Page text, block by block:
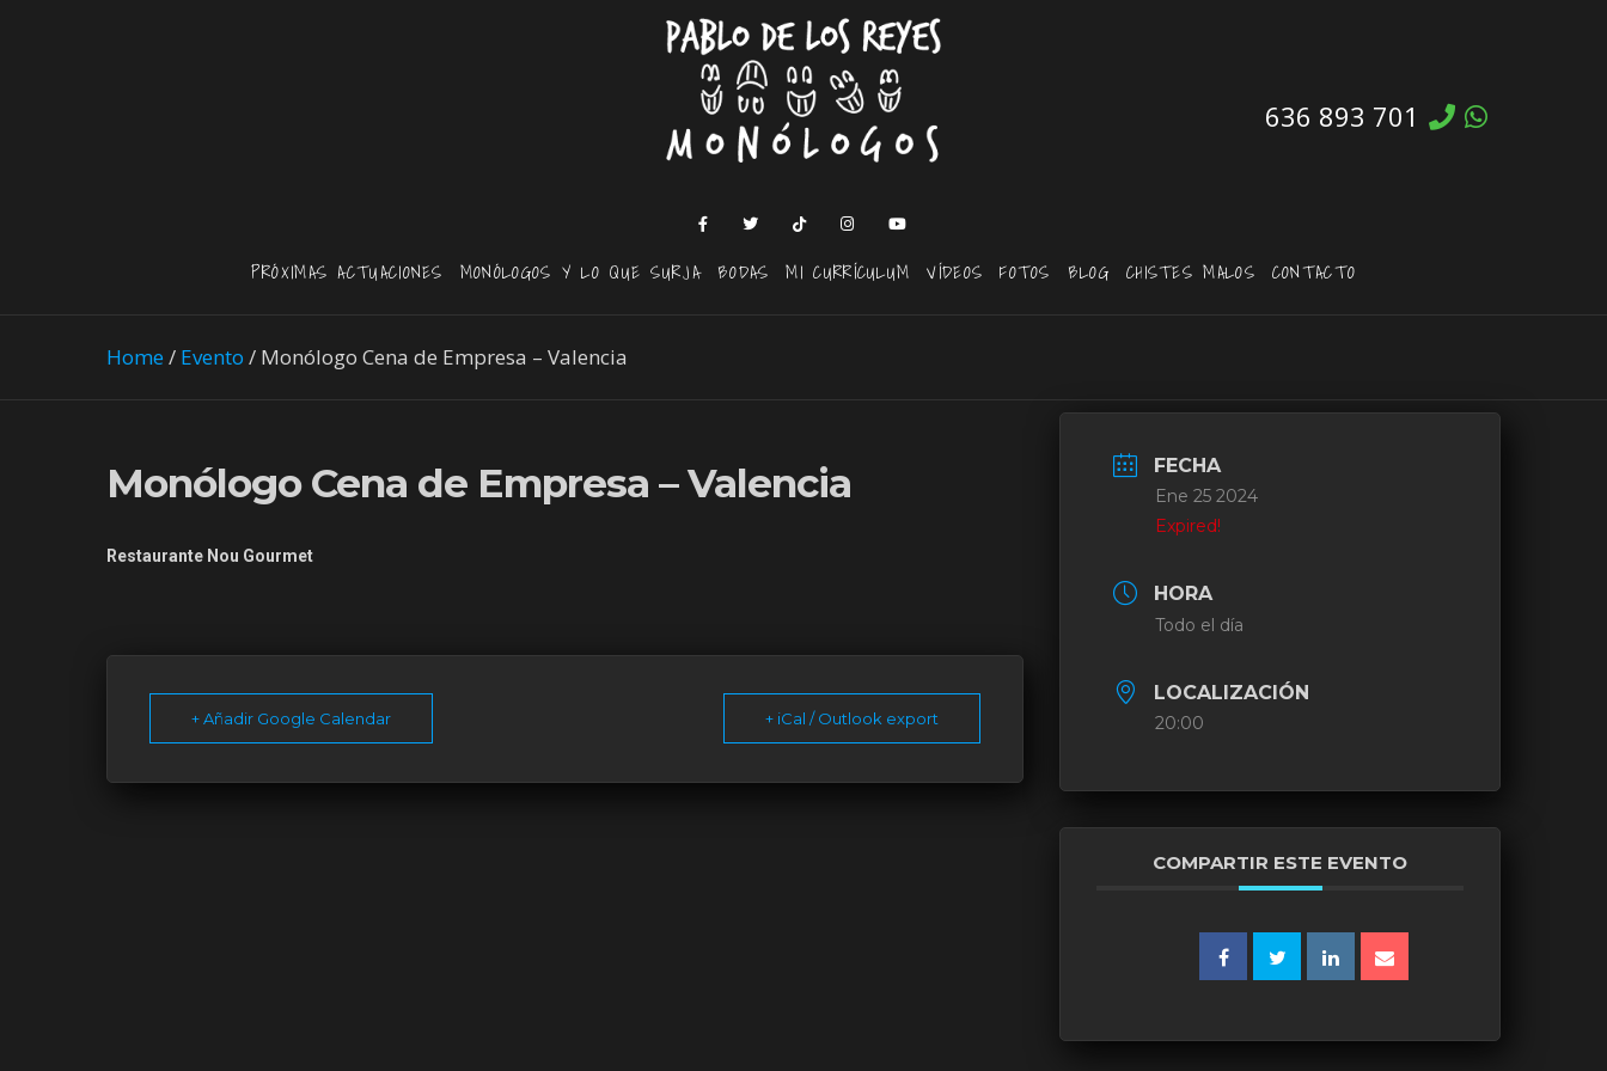
636 893 701
PRÓXIMAS ACTUACIONES MONÓLOGOS Y LO QUE SURJA BODAS MI CURRÍCULUM VÍDEOS FOTOS BLOG CHISTES MALOS CONTACTO
Home/ Evento / Monólogo Cena de Empresa – Valencia
Monólogo Cena de Empresa – Valencia
Restaurante Nou Gourmet
+ Añadir Google Calendar + iCal / Outlook export
FECHA
Ene 25 2024
Expired!
HORA
Todo el día
LOCALIZACIÓN
20:00
COMPARTIR ESTE EVENTO